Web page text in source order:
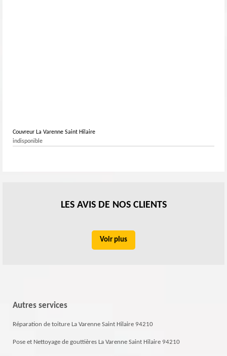
Couvreur La Varenne Saint Hilaire
indisponible
LES AVIS DE NOS CLIENTS
Voir plus
Autres services
Réparation de toiture La Varenne Saint Hilaire 94210
Pose et Nettoyage de gouttières La Varenne Saint Hilaire 94210